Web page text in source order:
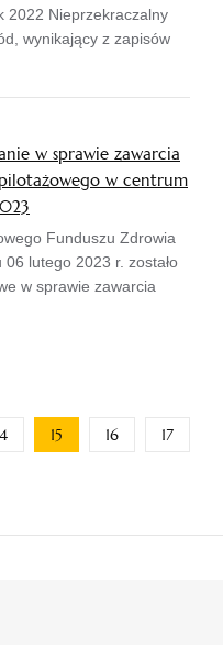
2022 Nieprzekraczalny
wynikający z zapisów
w sprawie zawarcia
w centrum
Funduszu Zdrowia
lutego 2023 r. zostało
w sprawie zawarcia
15 16
17